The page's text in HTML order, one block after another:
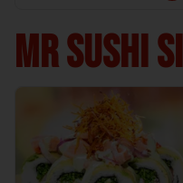
MR SUSHI